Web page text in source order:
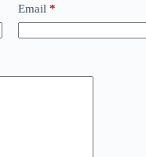
Email *